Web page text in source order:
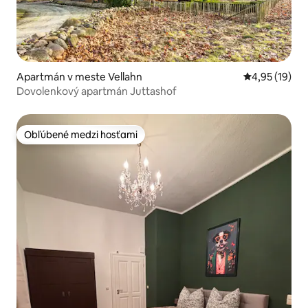
Apartmán v meste Vellahn Priemerné
4,95 (19)
Dovolenkový apartmán Juttashof
Obľúbené medzi hosťami
Obľúbené medzi hosťami